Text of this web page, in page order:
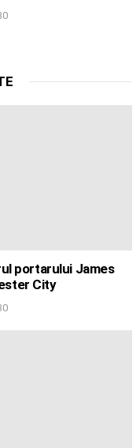
portarului James
City